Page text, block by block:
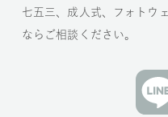
七五三、成人式、フォトウ
ならご相談ください。